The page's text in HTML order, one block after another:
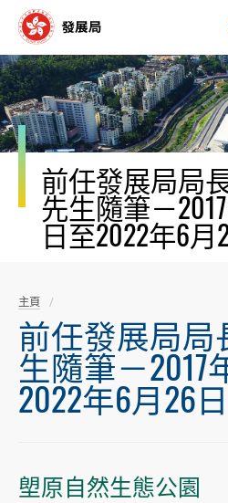
容
開
始
前任發展局局
先生隨筆－
日至2022年6月
主頁
前任發展局局
生隨筆－2017
2022年6月26日
塱原自然生態公園